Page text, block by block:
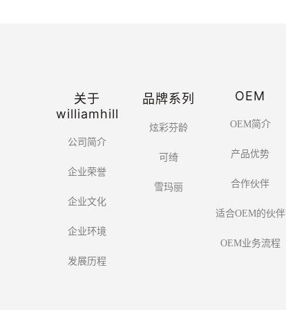
关于
williamhill
公司简介
企业荣誉
企业文化
企业环境
发展历程
品牌系列
炫彩芬龄
可绮
雪玛丽
OEM
OEM简介
产品优势
合作伙伴
适合OEM的伙伴
OEM业务流程